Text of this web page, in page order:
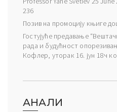
236
Позив на промоцију књиге
Гостујуће предавање
рада и будућност
Кофлер, уторак 16. јун 18ч
АНАЛИ